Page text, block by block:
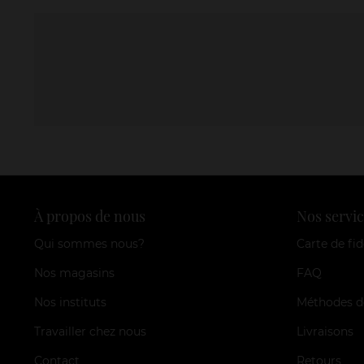
À propos de nous
Qui sommes nous?
Nos magasins
Nos instituts
Travailler chez nous
Contact
Nos
Carte de
FAQ
Méthodes
Livraisons
Retours